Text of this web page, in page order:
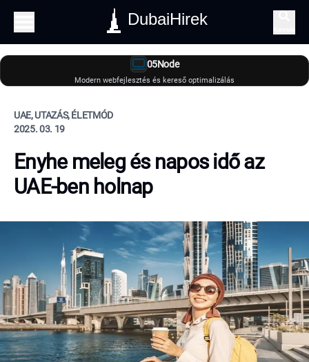
DubaiHirek
05Node
Modern webfejlesztés és kereső optimalizálás
UAE, UTAZÁS, ÉLETMÓD
2025. 03. 19
Enyhe meleg és napos idő az
UAE-ben holnap